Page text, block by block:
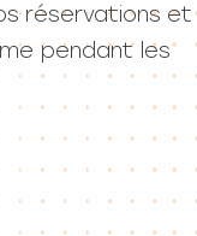
réservations et
pendant les